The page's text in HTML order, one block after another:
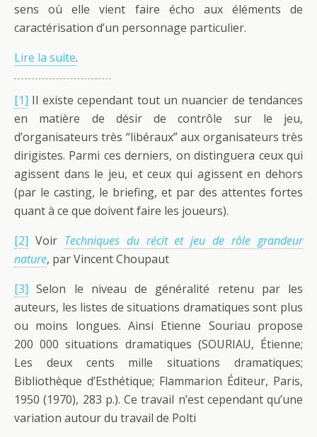
sens où elle vient faire écho aux éléments de
caractérisation d’un personnage particulier.
Lire la suite.
[1] Il existe cependant tout un nuancier de tendances
en matière de désir de contrôle sur le jeu,
d’organisateurs très “libéraux” aux organisateurs très
dirigistes. Parmi ces derniers, on distinguera ceux qui
agissent dans le jeu, et ceux qui agissent en dehors
(par le casting, le briefing, et par des attentes fortes
quant à ce que doivent faire les joueurs).
[2] Voir Techniques du récit et jeu de rôle grandeur
nature, par Vincent Choupaut
[3] Selon le niveau de généralité retenu par les
auteurs, les listes de situations dramatiques sont plus
ou moins longues. Ainsi Etienne Souriau propose
200 000 situations dramatiques (SOURIAU, Étienne;
Les deux cents mille situations dramatiques;
Bibliothèque d’Esthétique; Flammarion Éditeur, Paris,
1950 (1970), 283 p.). Ce travail n’est cependant qu’une
variation autour du travail de Polti